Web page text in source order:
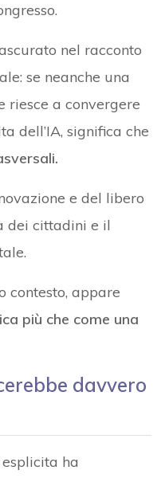
nel racconto
se neanche una
riesce a convergere
dell’IA, significa che
e del libero
dei cittadini e il
contesto, appare
più che come una
davvero
ha